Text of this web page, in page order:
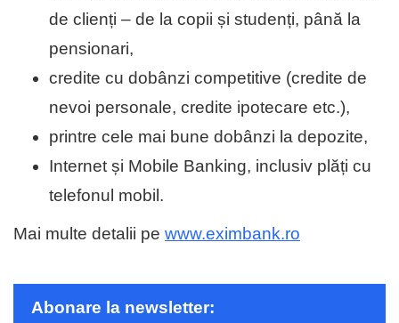
de clienți – de la copii și studenți, până la
pensionari,
credite cu dobânzi competitive (credite de
nevoi personale, credite ipotecare etc.),
printre cele mai bune dobânzi la depozite,
Internet și Mobile Banking, inclusiv plăți cu
telefonul mobil.
Mai multe detalii pe www.eximbank.ro
Abonare la newsletter: